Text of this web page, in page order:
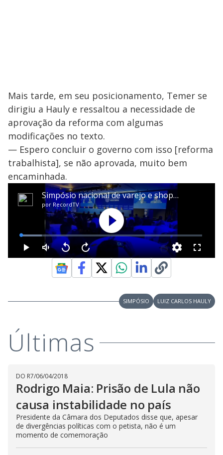
Mais tarde, em seu posicionamento, Temer se
dirigiu a Hauly e ressaltou a necessidade de
aprovação da reforma com algumas
modificações no texto.
— Espero concluir o governo com isso [reforma
trabalhista], se não aprovada, muito bem
encaminhada.
SIMPÓSIO LUIZ CARLOS HAULY
Últimas
DO R7/06/04/2018
Rodrigo Maia: Prisão de Lula não
causa instabilidade no país
Presidente da Câmara dos Deputados disse que, apesar
de divergências políticas com o petista, não é um
momento de comemoração